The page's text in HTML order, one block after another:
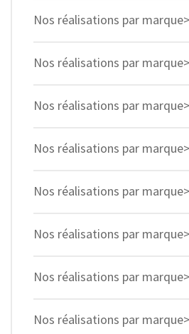
Nos réalisations par
Nos réalisations par
Nos réalisations par
Nos réalisations par
Nos réalisations par
Nos réalisations par
Nos réalisations par
Nos réalisations par